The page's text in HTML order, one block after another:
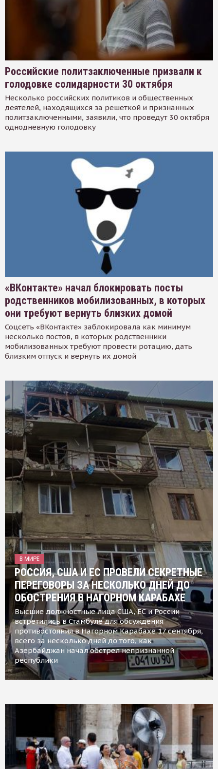
Российские политзаключенные призвали к
голодовке солидарности 30 октября
Несколько российских политиков и общественных
деятелей, находящихся за решеткой и признанных
политзаключенными, заявили, что проведут 30 октября
однодневную голодовку
«ВКонтакте» начал блокировать посты
родственников мобилизованных, в которых
они требуют вернуть близких домой
Соцсеть «ВКонтакте» заблокировала как минимум
несколько постов, в которых родственники
мобилизованных требуют провести ротацию, дать
близким отпуск и вернуть их домой
В МИРЕ
РОССИЯ, США И ЕС ПРОВЕЛИ СЕКРЕТНЫЕ
ПЕРЕГОВОРЫ ЗА НЕСКОЛЬКО ДНЕЙ ДО
ОБОСТРЕНИЯ В НАГОРНОМ КАРАБАХЕ
Высшие должностные лица США, ЕС и России
встретились в Стамбуле для обсуждения
противостояния в Нагорном Карабахе 17 сентября,
всего за несколько дней до того, как
Азербайджан начал обстрел непризнанной
республики